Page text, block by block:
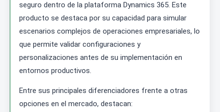
seguro dentro de la plataforma Dynamics 365. Este
producto se destaca por su capacidad para simular
escenarios complejos de operaciones empresariales, lo
que permite validar configuraciones y
personalizaciones antes de su implementación en
entornos productivos.
Entre sus principales diferenciadores frente a otras
opciones en el mercado, destacan: